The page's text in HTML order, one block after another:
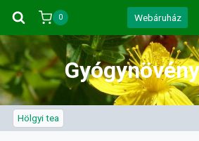
Skip
content
0 Webáruház
Hölgyi tea